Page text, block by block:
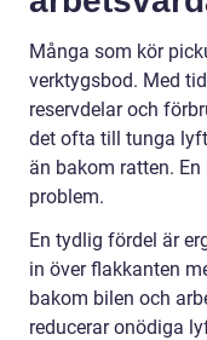
Många som kör
verktygsbod. Med
reservdelar och
det ofta till tunga
än bakom ratten.
problem.
En tydlig fördel är
in över flakkanten
bakom bilen och
reducerar onödiga